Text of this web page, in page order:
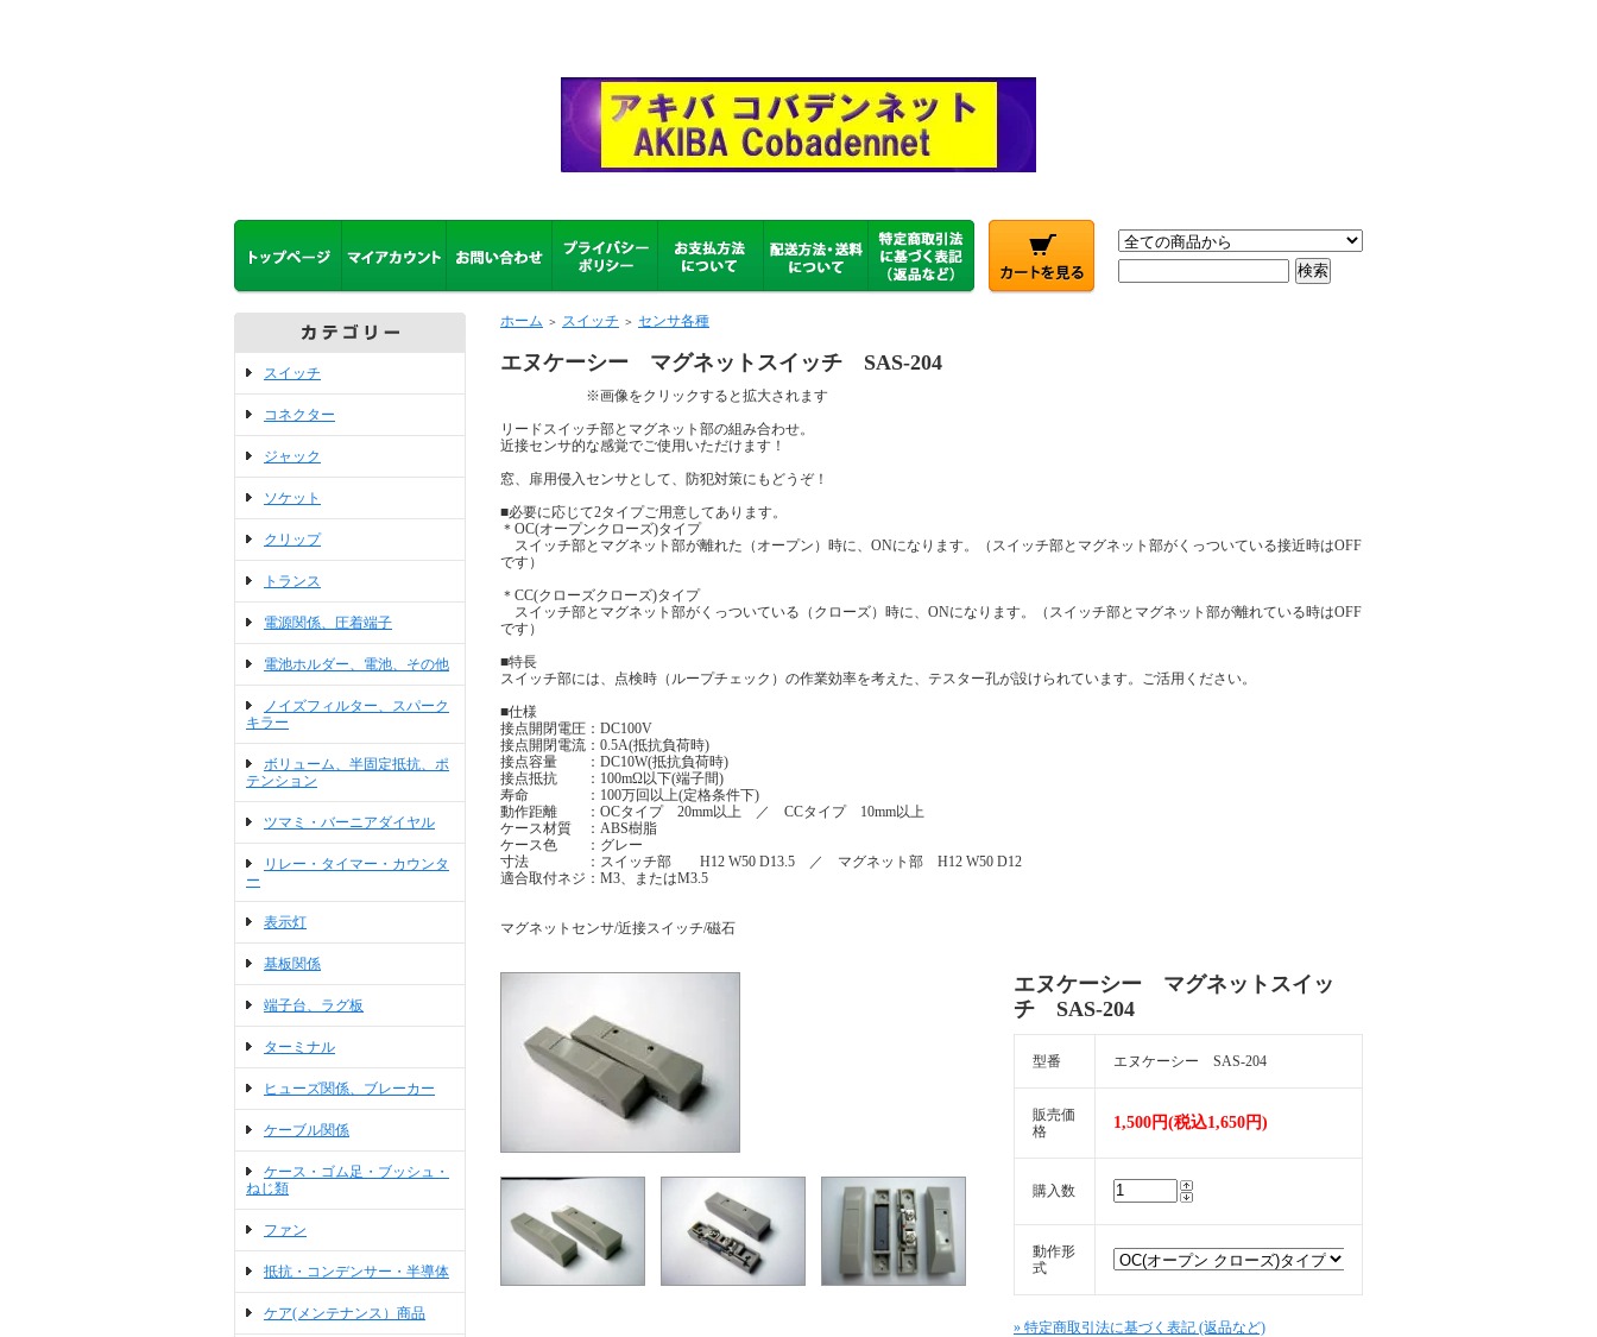
スイッチ
コネクター
ジャック
ソケット
クリップ
トランス
電源関係、圧着端子
電池ホルダー、電池、その他
ノイズフィルター、スパーク
キラー
ボリューム、半固定抵抗、ポ
テンション
ツマミ・バーニアダイヤル
リレー・タイマー・カウンタ
ー
表示灯
基板関係
端子台、ラグ板
ターミナル
ヒューズ関係、ブレーカー
ケーブル関係
ケース・ゴム足・ブッシュ・
ねじ類
ファン
抵抗・コンデンサー・半導体
ケア(メンテナンス）商品
ホーム ＞ スイッチ ＞ センサ各種
エヌケーシー マグネットスイッチ SAS-204
※画像をクリックすると拡大されます
リードスイッチ部とマグネット部の組み合わせ。
近接センサ的な感覚でご使用いただけます！
窓、扉用侵入センサとして、防犯対策にもどうぞ！
■必要に応じて2タイプご用意してあります。
＊OC(オープンクローズ)タイプ
スイッチ部とマグネット部が離れた（オープン）時に、ONになります。（スイッチ部とマグネット部がくっついている接近時はOFF
です）
＊CC(クローズクローズ)タイプ
スイッチ部とマグネット部がくっついている（クローズ）時に、ONになります。（スイッチ部とマグネット部が離れている時はOFF
です）
■特長
スイッチ部には、点検時（ループチェック）の作業効率を考えた、テスター孔が設けられています。ご活用ください。
■仕様
接点開閉電圧：DC100V
接点開閉電流：0.5A(抵抗負荷時)
接点容量 ：DC10W(抵抗負荷時)
接点抵抗 ：100mΩ以下(端子間)
寿命 ：100万回以上(定格条件下)
動作距離 ：OCタイプ 20mm以上 ／ CCタイプ 10mm以上
ケース材質 ：ABS樹脂
ケース色 ：グレー
寸法 ：スイッチ部 H12 W50 D13.5 ／ マグネット部 H12 W50 D12
適合取付ネジ：M3、またはM3.5
マグネットセンサ/近接スイッチ/磁石
エヌケーシー マグネットスイッ
チ SAS-204
型番 エヌケーシー SAS-204
販売価
格
1,500円(税込1,650円)
購入数
動作形
式
» 特定商取引法に基づく表記 (返品など)